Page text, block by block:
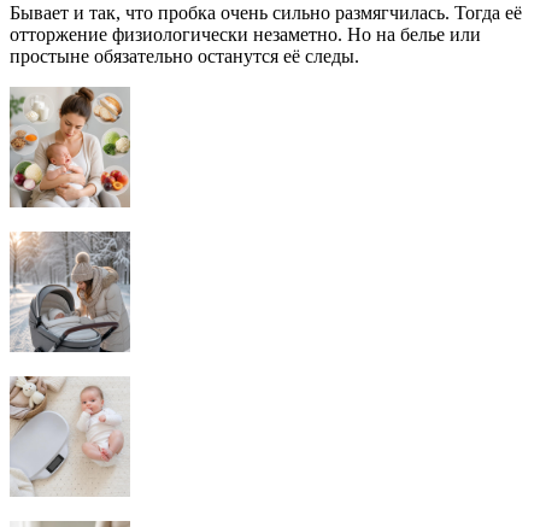
Бывает и так, что пробка очень сильно размягчилась. Тогда её
отторжение физиологически незаметно. Но на белье или
простыне обязательно останутся её следы.